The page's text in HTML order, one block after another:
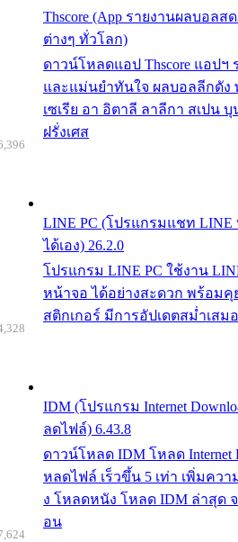
Thscore (App รายงานผลบอล
ต่างๆ ทั่วโลก)
ดาวน์โหลดแอป Thscore แอปฯ
และแม่นยำทันใจ ผลบอลลีกดัง
เซเรีย อา อิตาลี ลาลีกา สเปน
ฝรั่งเศส
LINE PC (โปรแกรมแชท
ได้เอง) 26.2.0
โปรแกรม LINE PC ใช้งาน
หน้าจอ ได้อย่างสะดวก พร้อมคุ
สติกเกอร์ มีการอัปเดตสม่ำเสมอ
IDM (โปรแกรม Internet
ลดไฟล์) 6.43.8
ดาวน์โหลด IDM โหลด Internet
หลดไฟล์ เร็วขึ้น 5 เท่า เพิ่มคว
ง โหลดหนัง โหลด IDM ล่าสุด จ
อน